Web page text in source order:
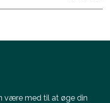
være med til at øge din